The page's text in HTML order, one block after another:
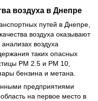
воздуха в Днепре
путей в Днепре,
воздуха оказывают
воздуха
таких опасных
РМ 2.5 и РМ 10,
бензина и метана.
предприятиями
на первое место в